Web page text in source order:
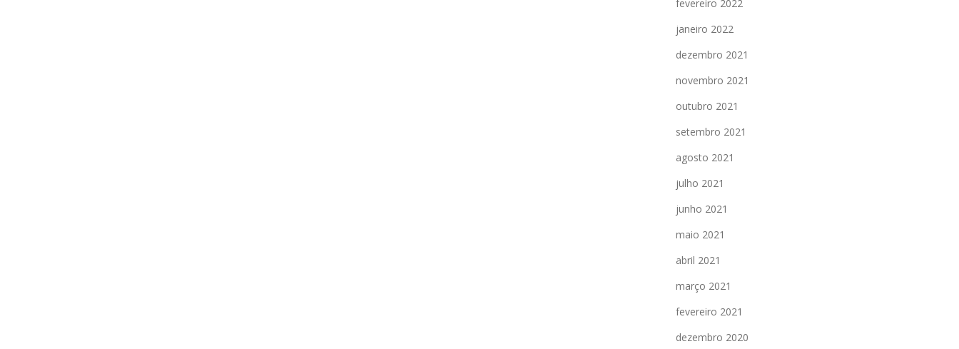
fevereiro 2022
janeiro 2022
dezembro 2021
novembro 2021
outubro 2021
setembro 2021
agosto 2021
julho 2021
junho 2021
maio 2021
abril 2021
março 2021
fevereiro 2021
dezembro 2020